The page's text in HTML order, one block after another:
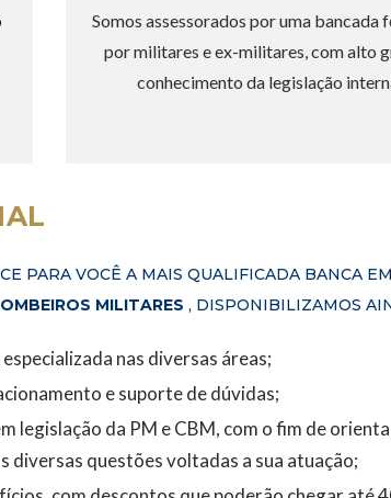
Somos assessorados por uma bancada
por militares e ex-militares, com alto
conhecimento da legislação
PARA VOCÊ A MAIS QUALIFICADA BANCA
MILITARES , DISPONIBILIZAMOS
nas diversas áreas;
e suporte de dúvidas;
legislação da PM e CBM, com o fim de
diversas questões voltadas a sua atuação;